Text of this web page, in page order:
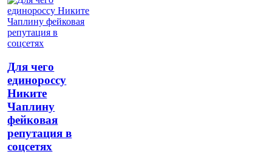
Для чего
единороссу
Никите
Чаплину
фейковая
репутация в
соцсетях